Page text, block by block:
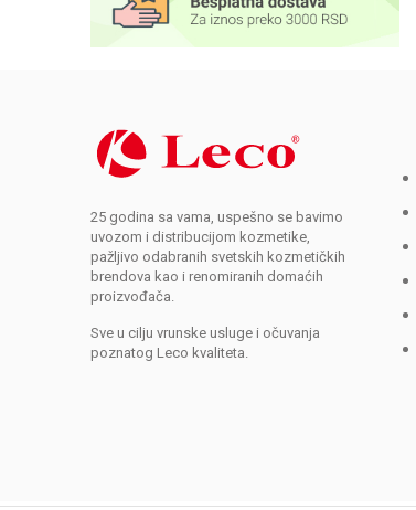
25 godina sa vama, uspešno se bavimo
uvozom i distribucijom kozmetike,
pažljivo odabranih svetskih kozmetičkih
brendova kao i renomiranih domaćih
proizvođača.
Sve u cilju vrunske usluge i očuvanja
poznatog Leco kvaliteta.